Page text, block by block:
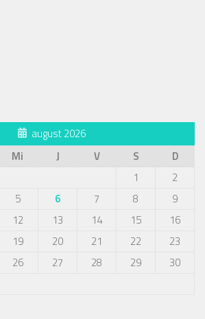
august 2026
Mi J V S
D
1
2
5 6 7 8
9
12 13 14 15
16
19 20 21 22
23
26 27 28 29
30